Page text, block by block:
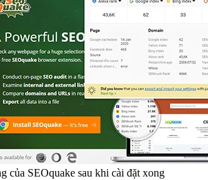
của SEOquake sau khi cài đặt xong